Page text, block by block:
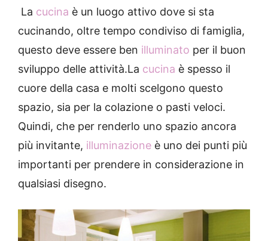
La cucina è un luogo attivo dove si sta
cucinando, oltre tempo condiviso di famiglia,
questo deve essere ben illuminato per il buon
sviluppo delle attività.La cucina è spesso il
cuore della casa e molti scelgono questo
spazio, sia per la colazione o pasti veloci.
Quindi, che per renderlo uno spazio ancora
più invitante, illuminazione è uno dei punti più
importanti per prendere in considerazione in
qualsiasi disegno.